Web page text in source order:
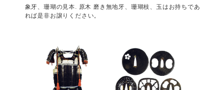
象牙、珊瑚の見本. 原木 磨き無地牙、珊瑚枝、玉はお持ちであ
れば是非お譲りください。